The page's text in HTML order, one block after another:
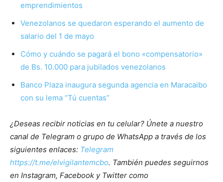
emprendimientos
Venezolanos se quedaron esperando el aumento de
salario del 1 de mayo
Cómo y cuándo se pagará el bono «compensatorio»
de Bs. 10.000 para jubilados venezolanos
Banco Plaza inaugura segunda agencia en Maracaibo
con su lema “Tú cuentas”
¿Deseas recibir noticias en tu celular? Únete a nuestro
canal de Telegram o grupo de WhatsApp a través de los
siguientes enlaces: Telegram
https://t.me/elvigilantemcbo. También puedes seguirnos
en Instagram, Facebook y Twitter como